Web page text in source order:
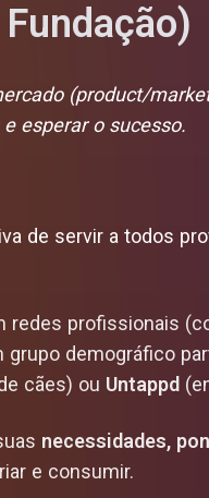
(product/
esperar o sucesso.
de servir a todos
redes profissionais
demográfico
cães) ou Untappd
necessidades,
e consumir.